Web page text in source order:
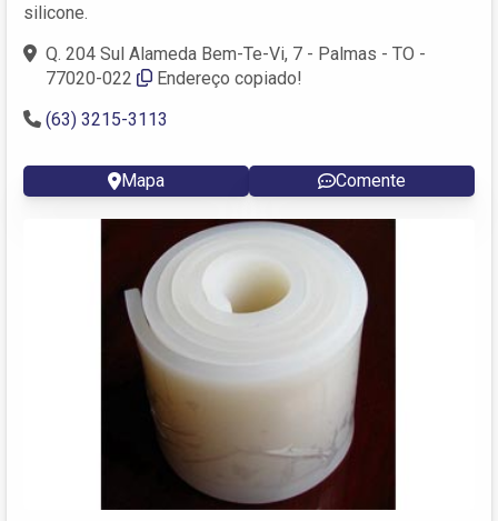
silicone.
Q. 204 Sul Alameda Bem-Te-Vi, 7 - Palmas - TO -
77020-022
Endereço copiado!
(63) 3215-3113
Mapa Comente